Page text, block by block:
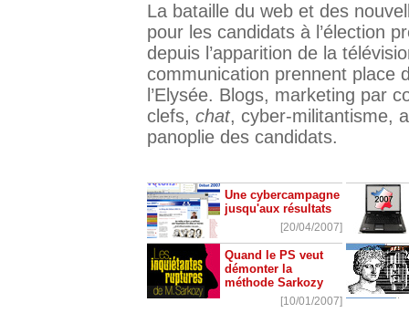
La bataille du web et des
pour les candidats à l’élection
depuis l’apparition de la
communication prennent place
l’Elysée. Blogs, marketing par
clefs, chat, cyber-militantisme,
panoplie des candidats.
Une cybercampagne
jusqu'aux résultats
[20/04/2007]
Quand le PS veut
démonter la
méthode Sarkozy
[10/01/2007]